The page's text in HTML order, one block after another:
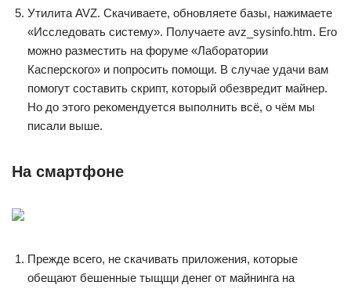
Утилита AVZ. Скачиваете, обновляете базы, нажимаете
«Исследовать систему». Получаете avz_sysinfo.htm. Его
можно разместить на форуме «Лаборатории
Касперского» и попросить помощи. В случае удачи вам
помогут составить скрипт, который обезвредит майнер.
Но до этого рекомендуется выполнить всё, о чём мы
писали выше.
На смартфоне
Прежде всего, не скачивать приложения, которые
обещают бешенные тыщщи денег от майнинга на